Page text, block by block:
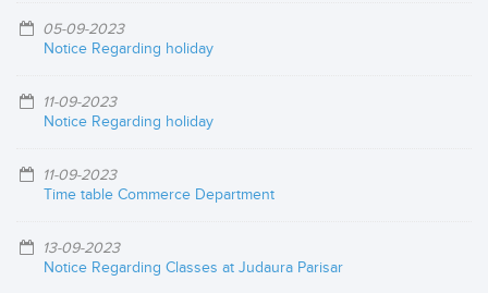
05-09-2023
Notice Regarding holiday
11-09-2023
Notice Regarding holiday
11-09-2023
Time table Commerce Department
13-09-2023
Notice Regarding Classes at Judaura Parisar